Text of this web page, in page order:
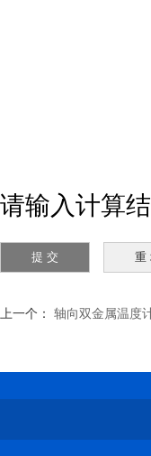
请输入计算
上一个： 轴向双金属温度